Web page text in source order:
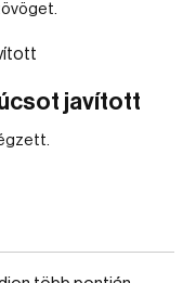
javított